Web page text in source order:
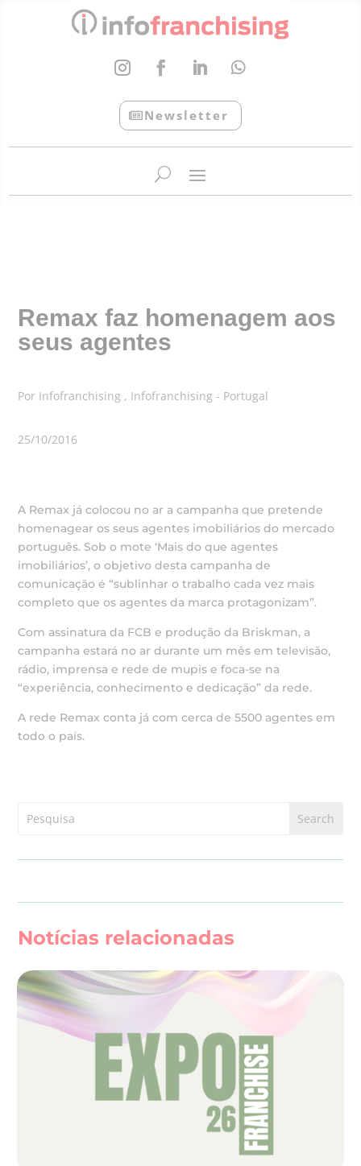
Newsletter
Remax faz homenagem aos
seus agentes
Por Infofranchising , Infofranchising - Portugal
25/10/2016
A Remax já colocou no ar a campanha que pretende
homenagear os seus agentes imobiliários do mercado
português. Sob o mote ‘Mais do que agentes
imobiliários’, o objetivo desta campanha de
comunicação é “sublinhar o trabalho cada vez mais
completo que os agentes da marca protagonizam”.
Com assinatura da FCB e produção da Briskman, a
campanha estará no ar durante um mês em televisão,
rádio, imprensa e rede de mupis e foca-se na
“experiência, conhecimento e dedicação” da rede.
A rede Remax conta já com cerca de 5500 agentes em
todo o país.
Notícias relacionadas